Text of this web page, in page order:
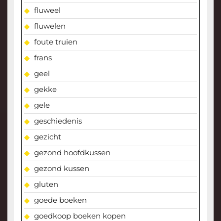
fluweel
fluwelen
foute truien
frans
geel
gekke
gele
geschiedenis
gezicht
gezond hoofdkussen
gezond kussen
gluten
goede boeken
goedkoop boeken kopen